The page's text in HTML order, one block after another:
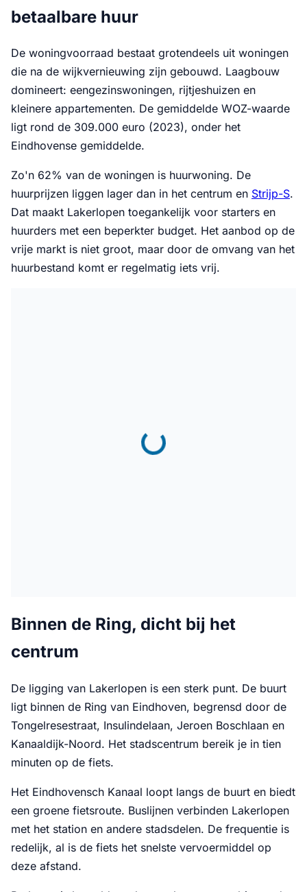
betaalbare huur
De woningvoorraad bestaat grotendeels uit woningen
die na de wijkvernieuwing zijn gebouwd. Laagbouw
domineert: eengezinswoningen, rijtjeshuizen en
kleinere appartementen. De gemiddelde WOZ-waarde
ligt rond de 309.000 euro (2023), onder het
Eindhovense gemiddelde.
Zo'n 62% van de woningen is huurwoning. De
huurprijzen liggen lager dan in het centrum en Strijp-S.
Dat maakt Lakerlopen toegankelijk voor starters en
huurders met een beperkter budget. Het aanbod op de
vrije markt is niet groot, maar door de omvang van het
huurbestand komt er regelmatig iets vrij.
Binnen de Ring, dicht bij het
centrum
De ligging van Lakerlopen is een sterk punt. De buurt
ligt binnen de Ring van Eindhoven, begrensd door de
Tongelresestraat, Insulindelaan, Jeroen Boschlaan en
Kanaaldijk-Noord. Het stadscentrum bereik je in tien
minuten op de fiets.
Het Eindhovensch Kanaal loopt langs de buurt en biedt
een groene fietsroute. Buslijnen verbinden Lakerlopen
met het station en andere stadsdelen. De frequentie is
redelijk, al is de fiets het snelste vervoermiddel op
deze afstand.